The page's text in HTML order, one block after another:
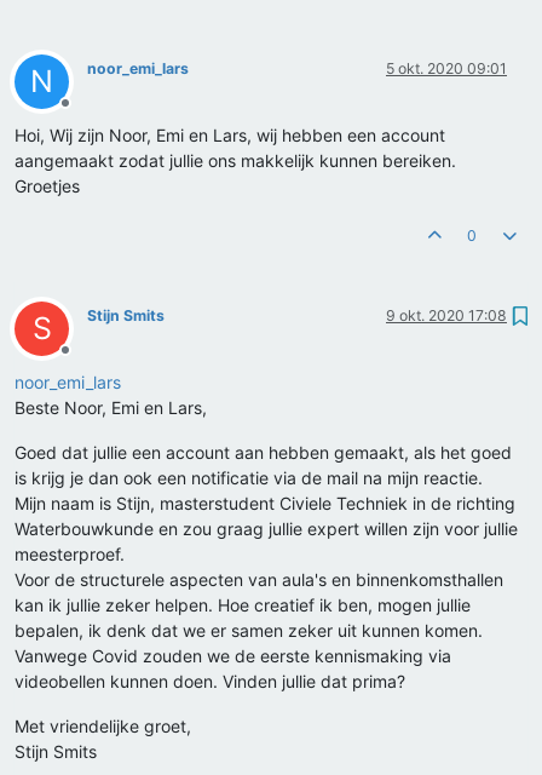
N
Offline
noor_emi_lars 5 okt. 2020 09:01
Hoi, Wij zijn Noor, Emi en Lars, wij hebben een account
aangemaakt zodat jullie ons makkelijk kunnen bereiken.
Groetjes
0
S
Offline
Stijn Smits 9 okt. 2020 17:08
noor_emi_lars
Beste Noor, Emi en Lars,
Goed dat jullie een account aan hebben gemaakt, als het goed
is krijg je dan ook een notificatie via de mail na mijn reactie.
Mijn naam is Stijn, masterstudent Civiele Techniek in de richting
Waterbouwkunde en zou graag jullie expert willen zijn voor jullie
meesterproef.
Voor de structurele aspecten van aula's en binnenkomsthallen
kan ik jullie zeker helpen. Hoe creatief ik ben, mogen jullie
bepalen, ik denk dat we er samen zeker uit kunnen komen.
Vanwege Covid zouden we de eerste kennismaking via
videobellen kunnen doen. Vinden jullie dat prima?
Met vriendelijke groet,
Stijn Smits